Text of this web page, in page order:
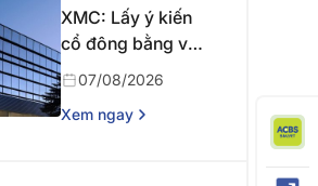
XMC: Lấy ý kiến
cổ đông bằng văn
bản07/08/2026
Xem ngay